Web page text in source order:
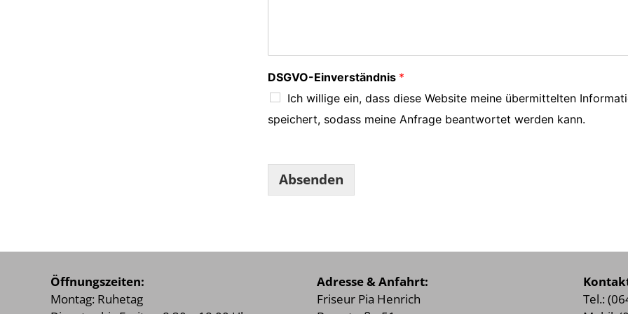
DSGVO-Einverständnis *
Ich willige ein, dass diese Website meine übermittelten
speichert, sodass meine Anfrage beantwortet werden kann.
Absenden
Öffnungszeiten:
Montag: Ruhetag
Adresse & Anfahrt:
Friseur Pia Henrich
Tel.: